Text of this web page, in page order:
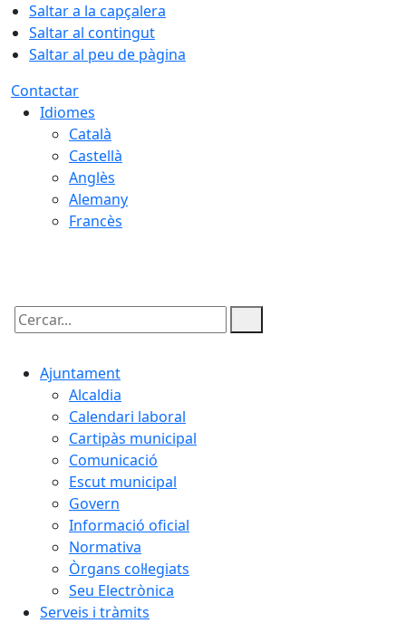
Saltar a la capçalera
Saltar al contingut
Saltar al peu de pàgina
Contactar
Idiomes
Català
Castellà
Anglès
Alemany
Francès
Cercar:
Ajuntament
Alcaldia
Calendari laboral
Cartipàs municipal
Comunicació
Escut municipal
Govern
Informació oficial
Normativa
Òrgans col·legiats
Seu Electrònica
Serveis i tràmits